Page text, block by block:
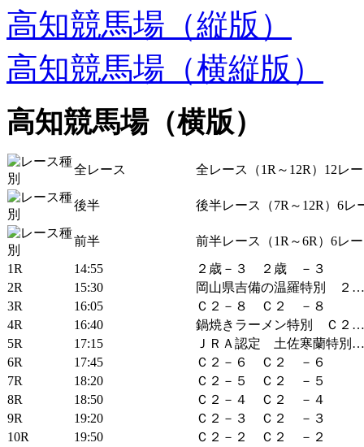
高知競馬場（縦版）
高知競馬場（横縦版）
高知競馬場（横版）
全レース 全レース（1R～12R）12レ
後半 後半レース（7R～12R）6レ
前半
前半レース（1R～6R）6レ
1R
14:55
２歳－３ ２歳 －３
2R
15:30
岡山県吉備の温羅特別 ２…
3R
16:05
Ｃ２－８ Ｃ２ －８
4R
16:40
鍋焼きラーメン特別 Ｃ２…
5R
17:15
ＪＲＡ認定 土佐寒蘭特別…
6R
17:45
Ｃ２－６ Ｃ２ －６
7R
18:20
Ｃ２－５ Ｃ２ －５
8R
18:50
Ｃ２－４ Ｃ２ －４
9R
19:20
Ｃ２－３ Ｃ２ －３
10R
19:50
Ｃ２－２ Ｃ２ －２